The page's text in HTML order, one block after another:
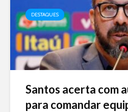
DESTAQUES
Santos acerta com
para comandar